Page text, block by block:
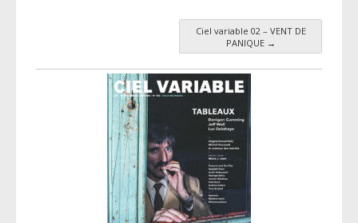
Ciel variable 02 – VENT DE
PANIQUE →